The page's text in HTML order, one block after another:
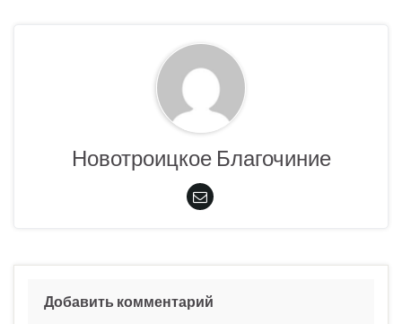
Новотроицкое Благочиние
Добавить комментарий